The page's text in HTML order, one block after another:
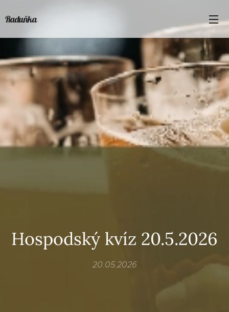
Raduňka
Hospodský kvíz 20.5.2026
20.05.2026